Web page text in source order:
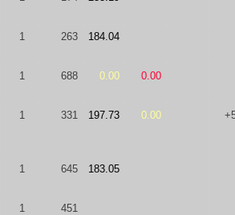
1 263 184.04
1 688 0.00 0.00
1 331 197.73 0.00
1 645 183.05
1 451